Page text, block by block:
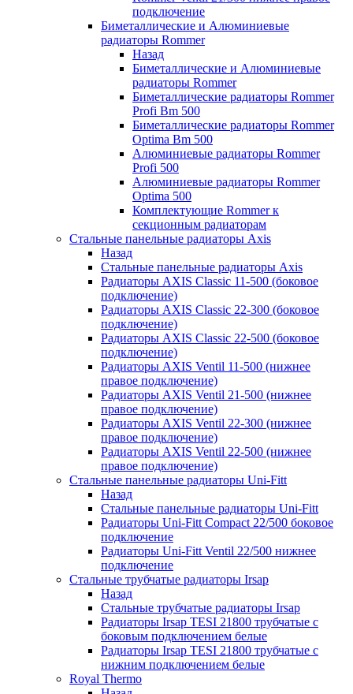
подключение
Биметаллические и Алюминиевые
радиаторы Rommer
Назад
Биметаллические и Алюминиевые
радиаторы Rommer
Биметаллические радиаторы Rommer
Profi Bm 500
Биметаллические радиаторы Rommer
Optima Bm 500
Алюминиевые радиаторы Rommer
Profi 500
Алюминиевые радиаторы Rommer
Optima 500
Комплектующие Rommer к
секционным радиаторам
Стальные панельные радиаторы Axis
Назад
Стальные панельные радиаторы Axis
Радиаторы AXIS Classic 11-500 (боковое
подключение)
Радиаторы AXIS Classic 22-300 (боковое
подключение)
Радиаторы AXIS Classic 22-500 (боковое
подключение)
Радиаторы AXIS Ventil 11-500 (нижнее
правое подключение)
Радиаторы AXIS Ventil 21-500 (нижнее
правое подключение)
Радиаторы AXIS Ventil 22-300 (нижнее
правое подключение)
Радиаторы AXIS Ventil 22-500 (нижнее
правое подключение)
Стальные панельные радиаторы Uni-Fitt
Назад
Стальные панельные радиаторы Uni-Fitt
Радиаторы Uni-Fitt Compact 22/500 боковое
подключение
Радиаторы Uni-Fitt Ventil 22/500 нижнее
подключение
Стальные трубчатые радиаторы Irsap
Назад
Стальные трубчатые радиаторы Irsap
Радиаторы Irsap TESI 21800 трубчатые с
боковым подключением белые
Радиаторы Irsap TESI 21800 трубчатые с
нижним подключением белые
Royal Thermo